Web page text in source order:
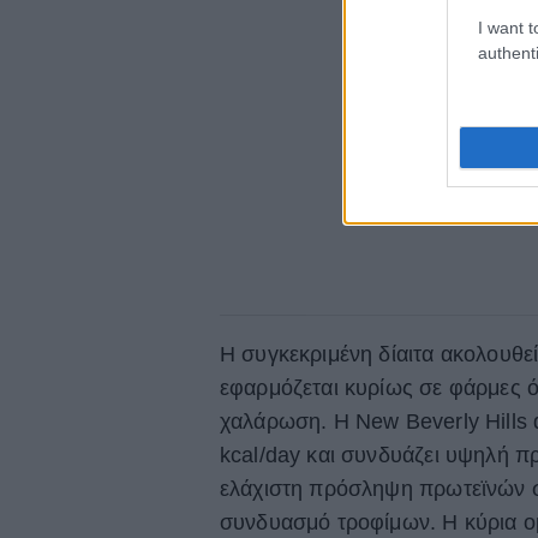
I want
Η συγκεκριμένη δίαιτα
εφαρμόζεται κυρίως σε φάρμες
χαλάρωση. Η New Beverly Ηills
kcal/day και συνδυάζει υψηλή
ελάχιστη πρόσληψη πρωτεϊνών
συνδυασμό τροφίμων. Η κύρια